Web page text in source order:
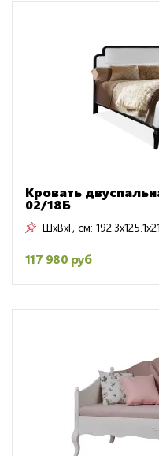
Кровать
02/18Б
ШxВxГ, см:
117 980 руб